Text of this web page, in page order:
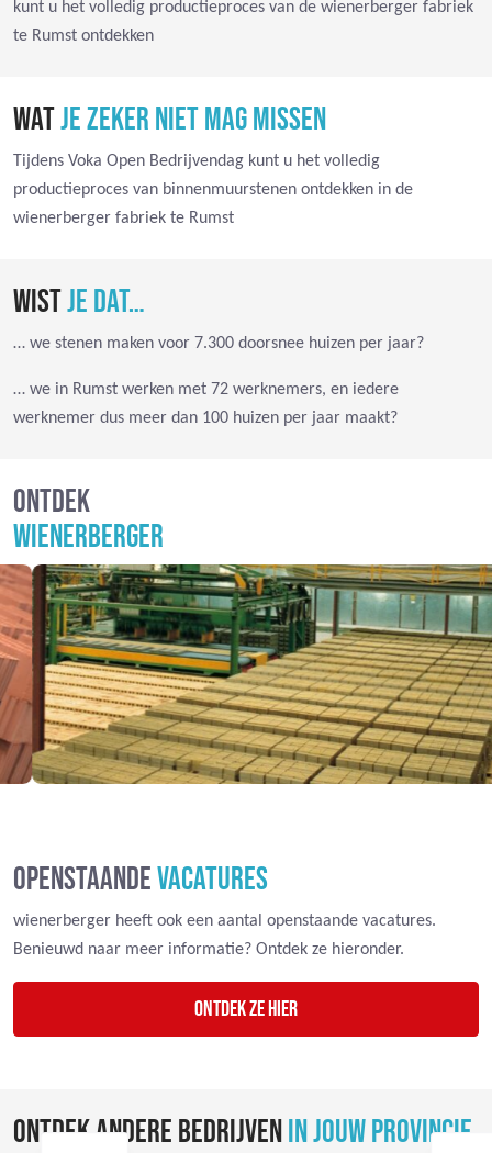
kunt u het volledig productieproces van de wienerberger fabriek
te Rumst ontdekken
WATJE ZEKER NIET MAG MISSEN
Tijdens Voka Open Bedrijvendag kunt u het volledig
productieproces van binnenmuurstenen ontdekken in de
wienerberger fabriek te Rumst
WISTJE DAT…
… we stenen maken voor 7.300 doorsnee huizen per jaar?
… we in Rumst werken met 72 werknemers, en iedere
werknemer dus meer dan 100 huizen per jaar maakt?
ONTDEK
WIENERBERGER
OPENSTAANDEVACATURES
wienerberger heeft ook een aantal openstaande vacatures.
Benieuwd naar meer informatie? Ontdek ze hieronder.
Ontdek ze hier
ONTDEK ANDERE BEDRIJVENIN JOUW PROVINCIE